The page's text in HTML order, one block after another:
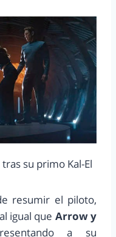
su primo Kal-El
resumir el piloto,
igual que Arrow y
a su